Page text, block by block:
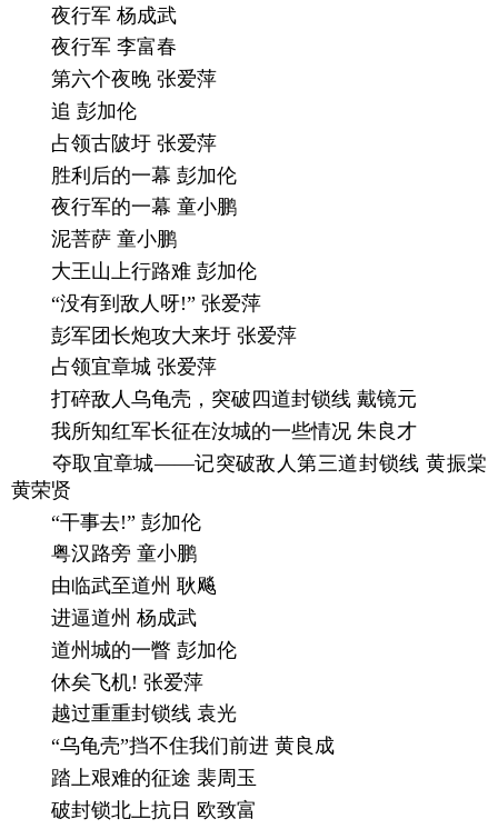
夜行军 杨成武
夜行军 李富春
第六个夜晚 张爱萍
追 彭加伦
占领古陂圩 张爱萍
胜利后的一幕 彭加伦
夜行军的一幕 童小鹏
泥菩萨 童小鹏
大王山上行路难 彭加伦
“没有到敌人呀!” 张爱萍
彭军团长炮攻大来圩 张爱萍
占领宜章城 张爱萍
打碎敌人乌龟壳，突破四道封锁线 戴镜元
我所知红军长征在汝城的一些情况 朱良才
夺取宜章城——记突破敌人第三道封锁线 黄振棠
黄荣贤
“干事去!” 彭加伦
粤汉路旁 童小鹏
由临武至道州 耿飚
进逼道州 杨成武
道州城的一瞥 彭加伦
休矣飞机! 张爱萍
越过重重封锁线 袁光
“乌龟壳”挡不住我们前进 黄良成
踏上艰难的征途 裴周玉
破封锁北上抗日 欧致富